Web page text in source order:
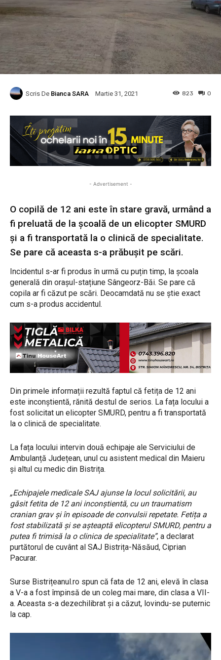
Scris De Bianca SARA Martie 31, 2021 0
823
- Advertisement -
O copilă de 12 ani este în stare gravă, urmând a
fi preluată de la școală de un elicopter SMURD
și a fi transportată la o clinică de specialitate.
Se pare că aceasta s-a prăbușit pe scări.
Incidentul s-ar fi produs în urmă cu puțin timp, la școala
generală din orașul-stațiune Sângeorz-Băi. Se pare că
copila ar fi căzut pe scări. Deocamdată nu se știe exact
cum s-a produs accidentul.
Din primele informații rezultă faptul că fetița de 12 ani
este inconștientă, rănită destul de serios. La fața locului a
fost solicitat un elicopter SMURD, pentru a fi transportată
la o clinică de specialitate.
La fața locului intervin două echipaje ale Serviciului de
Ambulanță Județean, unul cu asistent medical din Maieru
și altul cu medic din Bistrița.
„Echipajele medicale SAJ ajunse la locul solicitării, au
găsit fetita de 12 ani inconștientă, cu un traumatism
cranian grav și în episoade de convulsii repetate. Fetița a
fost stabilizată și se așteaptă elicopterul SMURD, pentru a
putea fi trimisă la o clinica de specialitate”, a declarat
purtătorul de cuvânt al SAJ Bistrița-Năsăud, Ciprian
Pacurar.
Surse Bistrițeanul.ro spun că fata de 12 ani, elevă în clasa
a V-a a fost împinsă de un coleg mai mare, din clasa a VII-
a. Aceasta s-a dezechilibrat și a căzut, lovindu-se puternic
la cap.